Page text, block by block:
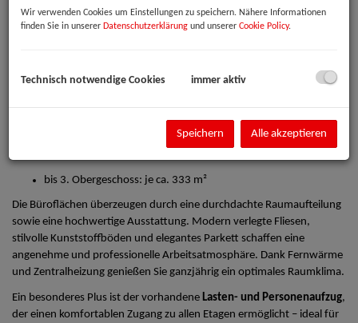
Diese großzügige Büroimmobilie bietet Ihnen eine beeindruckende
Start-up, etabliertes Unternehmen oder Dienstleister: Hier finden Sie
den perfekten Standort, um Ihre Geschäftsideen erfolgreich
umzusetzen.
bis 3. Obergeschoss: je ca. 333 m²
Die Büroflächen überzeugen durch eine durchdachte Raumaufteilung
sowie eine hochwertige Ausstattung. Modern verlegte Fliesen,
stilvolle Kunststoffböden und elegantes Parkett schaffen eine
angenehme und professionelle Arbeitsatmosphäre. Dank Fernwärme
und Zentralheizung genießen Sie ganzjährig ein optimales Raumklima.
Ein besonderes Plus ist der vorhandene Lasten- und Personenaufzug,
der einen komfortablen Zugang zu allen Etagen ermöglicht – ideal für
Wir verwenden Cookies um Einstellungen zu speichern. Nähere Informationen
finden Sie in unserer Datenschutzerklärung und unserer Cookie Policy.
Technisch notwendige Cookies immer aktiv
Speichern Alle akzeptieren